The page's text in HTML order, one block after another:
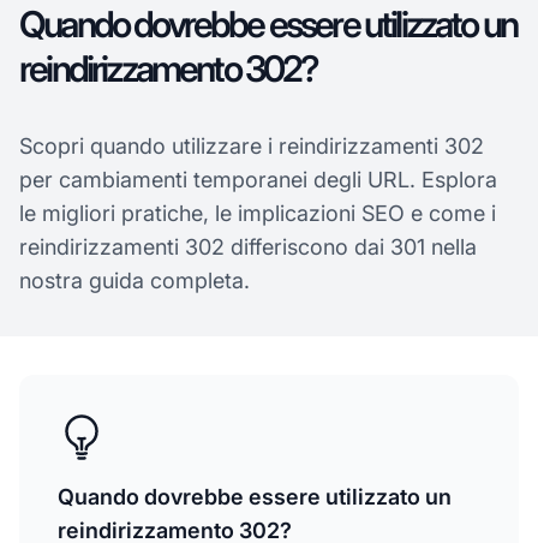
Quando dovrebbe essere utilizzato un
reindirizzamento 302?
Scopri quando utilizzare i reindirizzamenti 302
per cambiamenti temporanei degli URL. Esplora
le migliori pratiche, le implicazioni SEO e come i
reindirizzamenti 302 differiscono dai 301 nella
nostra guida completa.
Quando dovrebbe essere utilizzato un
reindirizzamento 302?